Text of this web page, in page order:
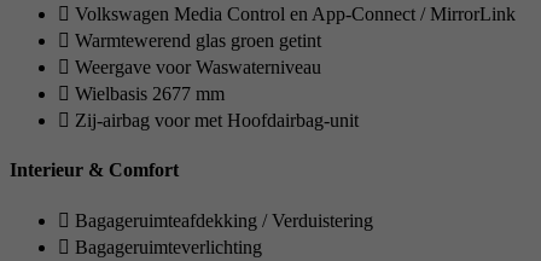
Volkswagen Media Control en App-Connect / MirrorLink
Warmtewerend glas groen getint
Weergave voor Waswaterniveau
Wielbasis 2677 mm
Zij-airbag voor met Hoofdairbag-unit
Interieur & Comfort
Bagageruimteafdekking / Verduistering
Bagageruimteverlichting